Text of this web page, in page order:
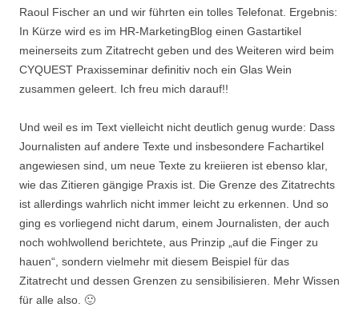
Raoul Fischer an und wir führten ein tolles Telefonat. Ergebnis:
In Kürze wird es im HR-MarketingBlog einen Gastartikel
meinerseits zum Zitatrecht geben und des Weiteren wird beim
CYQUEST Praxisseminar definitiv noch ein Glas Wein
zusammen geleert. Ich freu mich darauf!!
Und weil es im Text vielleicht nicht deutlich genug wurde: Dass
Journalisten auf andere Texte und insbesondere Fachartikel
angewiesen sind, um neue Texte zu kreiieren ist ebenso klar,
wie das Zitieren gängige Praxis ist. Die Grenze des Zitatrechts
ist allerdings wahrlich nicht immer leicht zu erkennen. Und so
ging es vorliegend nicht darum, einem Journalisten, der auch
noch wohlwollend berichtete, aus Prinzip „auf die Finger zu
hauen“, sondern vielmehr mit diesem Beispiel für das
Zitatrecht und dessen Grenzen zu sensibilisieren. Mehr Wissen
für alle also. 🙂